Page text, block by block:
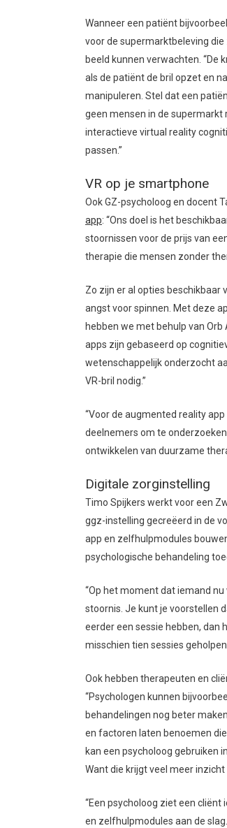
Wanneer een patiënt
voor de supermarktbeleving
beeld kunnen verwachten. “De
als de patiënt de bril opzet en
manipuleren. Stel dat een
geen mensen in de supermarkt
interactieve virtual reality
passen.”
VR op je smartphone
Ook GZ-psycholoog en docent
app: “Ons doel is het
stoornissen voor de prijs van
therapie die mensen zonder
Zo zijn er al opties beschikbaar
angst voor spinnen. Met deze
hebben we met behulp van
apps zijn gebaseerd op
wetenschappelijk onderzocht
VR-bril nodig.”
“Voor de augmented reality
deelnemers om te
ontwikkelen van duurzame
Digitale zorginstelling
Timo Spijkers werkt voor een
ggz-instelling gecreëerd in de
app en zelfhulpmodules
psychologische behandeling
“Op het moment dat iemand
stoornis. Je kunt je voorstellen
eerder een sessie hebben, dan
misschien tien sessies
Ook hebben therapeuten en
“Psychologen kunnen
behandelingen nog beter
en factoren laten benoemen
kan een psycholoog gebruiken
Want die krijgt veel meer inzicht
“Een psycholoog ziet een
en zelfhulpmodules aan de